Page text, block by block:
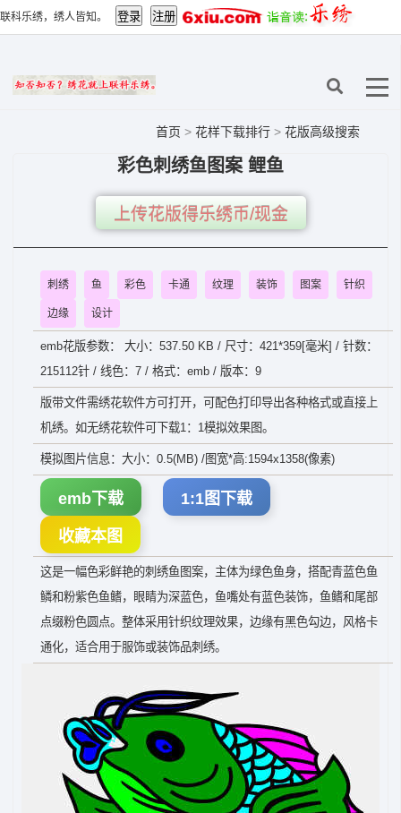
联科乐绣，绣人皆知。
首页 > 花样下载排行 > 花版高级搜索
彩色刺绣鱼图案 鲤鱼
上传花版得乐绣币/现金
刺绣 鱼 彩色 卡通 纹理 装饰 图案 针织
边缘 设计
emb花版参数： 大小：537.50 KB / 尺寸：421*359[毫米] / 针数：
215112针 / 线色：7 / 格式：emb / 版本：9
版带文件需绣花软件方可打开，可配色打印导出各种格式或直接上
机绣。如无绣花软件可下载1：1模拟效果图。
模拟图片信息：大小：0.5(MB) /图宽*高:1594x1358(像素)
emb下载 1:1图下载
收藏本图
这是一幅色彩鲜艳的刺绣鱼图案，主体为绿色鱼身，搭配青蓝色鱼
鳞和粉紫色鱼鳍，眼睛为深蓝色，鱼嘴处有蓝色装饰，鱼鳍和尾部
点缀粉色圆点。整体采用针织纹理效果，边缘有黑色勾边，风格卡
通化，适合用于服饰或装饰品刺绣。